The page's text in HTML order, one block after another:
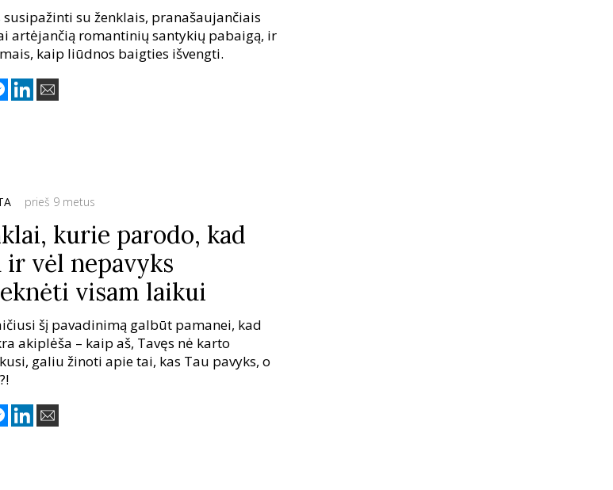
susipažinti su ženklais, pranašaujančiais
artėjančią romantinių santykių pabaigą, ir
kaip liūdnos baigties išvengti.
prieš 9 metus
kurie parodo, kad
ir vėl nepavyks
visam laikui
šį pavadinimą galbūt pamanei, kad
akiplėša – kaip aš, Tavęs nė karto
galiu žinoti apie tai, kas Tau pavyks, o